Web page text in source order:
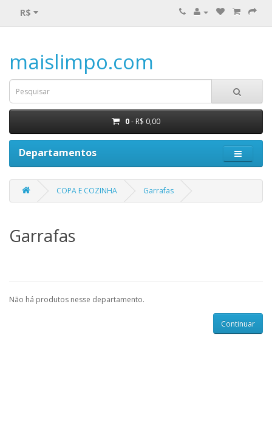
R$
maislimpo.com
0- R$ 0,00
Departamentos
COPA E COZINHA Garrafas
Garrafas
Não há produtos nesse departamento.
Continuar